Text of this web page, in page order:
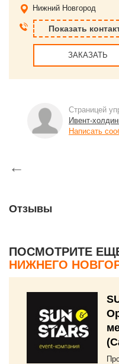
Нижний Новгород
Показать
ЗАКАЗАТЬ
Страницей
Ивент-
Написать
←
Отзывы
ПОСМОТРИТЕ
НИЖНЕГО